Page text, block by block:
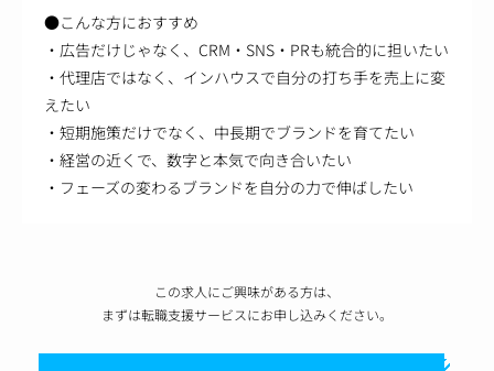
●こんな方におすすめ
・広告だけじゃなく、CRM・SNS・PRも統合的に担いたい
・代理店ではなく、インハウスで自分の打ち手を売上に変
えたい
・短期施策だけでなく、中長期でブランドを育てたい
・経営の近くで、数字と本気で向き合いたい
・フェーズの変わるブランドを自分の力で伸ばしたい
この求人にご興味がある方は、
まずは転職支援サービスにお申し込みください。